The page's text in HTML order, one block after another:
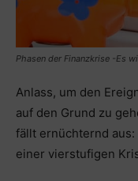
Phasen der Finanzkrise -Es
Anlass, um den
auf den Grund zu
fällt ernüchternd
einer vierstufigen